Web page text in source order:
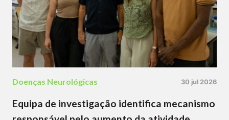
Doenças Neurológicas 30 jul 2026
Equipa de investigação identifica mecanismo